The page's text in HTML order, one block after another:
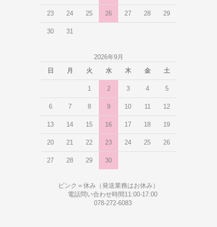
23 24 25 26 27 28 29
30 31
2026年9月
日
月 火 水 木 金 土
1 2 3 4 5
6 7 8 9 10 11 12
13 14 15 16 17 18 19
20 21 22 23 24 25 26
27 28 29 30
ピンク＝休み（発送業務はお休み）
電話問い合わせ時間11:00-17:00
078-272-6083